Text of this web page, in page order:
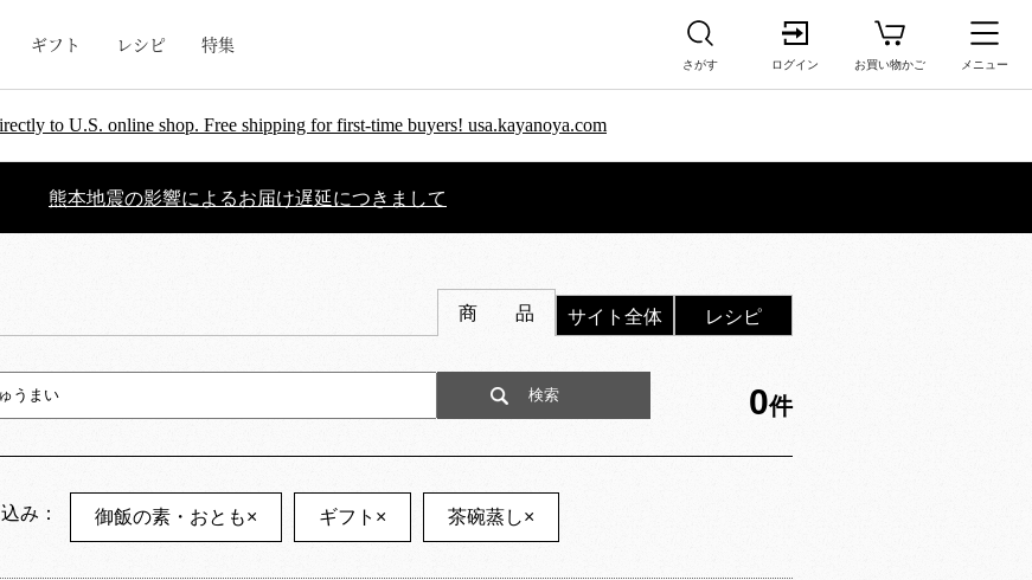
ギフト レシピ 特集
さがす ログイン お買い物かご メニュー
to U.S. online shop. Free shipping for first-time buyers! usa.kayanoya.com
熊本地震の影響によるお届け遅延につきまして
商 品 サイト全体 レシピ
0件
み： 御飯の素・おとも× ギフト × 茶碗蒸し×